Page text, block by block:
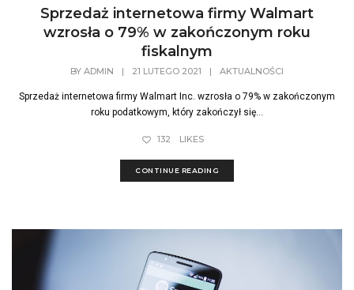
Sprzedaż internetowa firmy Walmart
wzrosła o 79% w zakończonym roku
fiskalnym
BY ADMIN | 21 LUTEGO 2021 | AKTUALNOŚCI
Sprzedaż internetowa firmy Walmart Inc. wzrosła o 79% w zakończonym
roku podatkowym, który zakończył się...
132 LIKES
CONTINUE READING